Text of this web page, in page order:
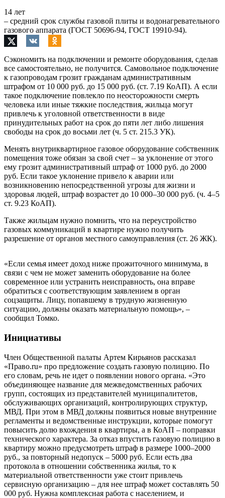
14 лет
– средний срок службы газовой плиты и водонагревательного
газового аппарата (ГОСТ 50696-94, ГОСТ 19910-94).
Сэкономить на подключении и ремонте оборудования, сделав
все самостоятельно, не получится. Самовольное подключение
к газопроводам грозит гражданам административным
штрафом от 10 000 руб. до 15 000 руб. (ст. 7.19 КоАП). А если
такое подключение повлекло по неосторожности смерть
человека или иные тяжкие последствия, жильца могут
привлечь к уголовной ответственности в виде
принудительных работ на срок до пяти лет либо лишения
свободы на срок до восьми лет (ч. 5 ст. 215.3 УК).
Менять внутриквартирное газовое оборудование собственник
помещения тоже обязан за свой счет – за уклонение от этого
ему грозит административный штраф от 1000 руб. до 2000
руб. Если такое уклонение привело к аварии или
возникновению непосредственной угрозы для жизни и
здоровья людей, штраф возрастет до 10 000–30 000 руб. (ч. 4–5
ст. 9.23 КоАП).
Также жильцам нужно помнить, что на переустройство
газовых коммуникаций в квартире нужно получить
разрешение от органов местного самоуправления (ст. 26 ЖК).
«Если семья имеет доход ниже прожиточного минимума, в
связи с чем не может заменить оборудование на более
современное или устранить неисправность, она вправе
обратиться с соответствующим заявлением в орган
соцзащиты. Лицу, попавшему в трудную жизненную
ситуацию, должны оказать материальную помощь», –
сообщил Томко.
Инициативы
Член Общественной палаты Артем Кирьянов рассказал
«Право.ru» про предложение создать газовую полицию. По
его словам, речь не идет о появлении нового органа. «Это
объединяющее название для межведомственных рабочих
групп, состоящих из представителей муниципалитетов,
обслуживающих организаций, контролирующих структур,
МВД. При этом в МВД должны появиться новые внутренние
регламенты и ведомственные инструкции, которые помогут
повысить долю вхождения в квартиры, а в КоАП – поправки
технического характера. За отказ впустить газовую полицию в
квартиру можно предусмотреть штраф в размере 1000–2000
руб., за повторный недопуск – 5000 руб. Если есть два
протокола в отношении собственника жилья, то к
материальной ответственности уже стоит привлечь
сервисную организацию – для нее штраф может составлять 50
000 руб. Нужна комплексная работа с населением, и